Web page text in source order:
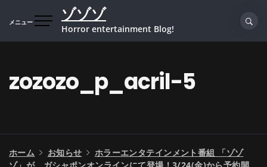
プ
メニュー ゾゾゾ
Horror entertainment Blog!
zozozo_p_acril-5
ホーム お知らせ
ホラーエンタテインメント番組 「ゾゾ